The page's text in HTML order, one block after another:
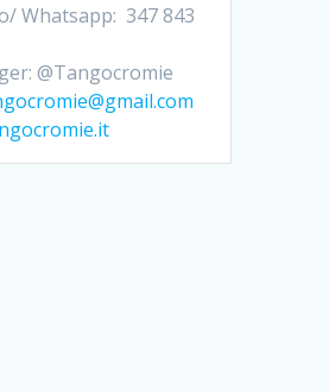
Whatsapp: 347 843
@Tangocromie